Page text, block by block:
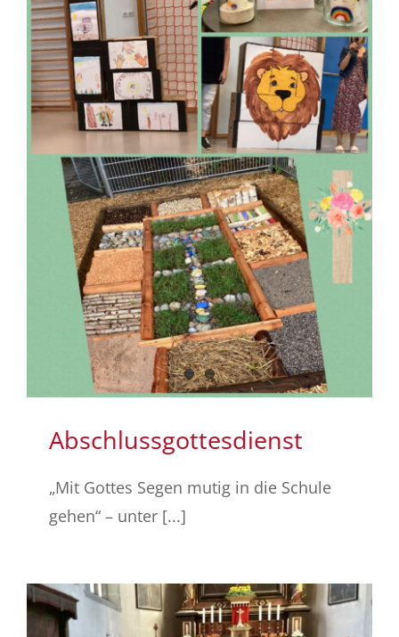
Abschlussgottesdienst
„Mit Gottes Segen mutig in die Schule
gehen“ – unter [...]